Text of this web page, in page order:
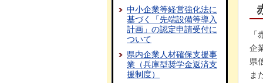
中小企業等経営強化法に
基づく「先端設備等導入
計画」の認定申請受付に
ついて
県内企業人材確保支援事
業（兵庫型奨学金返済支
援制度）
企
県
ま